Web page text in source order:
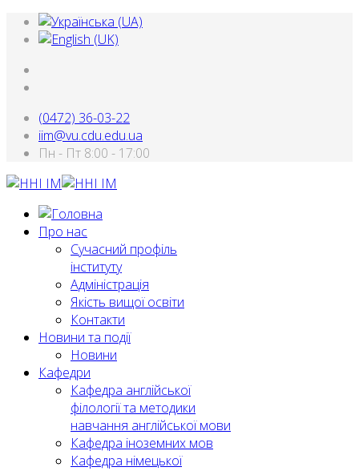
(0472) 36-03-22
iim@vu.cdu.edu.ua
Пн - Пт 8:00 - 17:00
Про нас
Сучасний профіль
інституту
Адміністрація
Якість вищої освіти
Контакти
Новини та події
Новини
Кафедри
Кафедра англійської
філології та методики
навчання англійської мови
Кафедра іноземних мов
Кафедра німецької